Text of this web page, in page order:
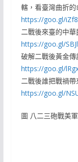
轄，看臺灣曲折的
https://goo.gl/
二戰後來臺的中
https://goo.gl/
破解二戰後黃金傳
https://goo.gl/
二戰後誰把戰禍帶
https://goo.gl/
圖 八二三砲戰美